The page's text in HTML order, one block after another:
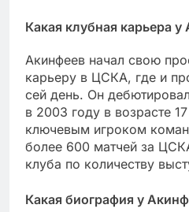
Какая клубная карьера у
Акинфеев начал свою
карьеру в ЦСКА, где и
сей день. Он
в 2003 году в возрасте
ключевым игроком
более 600 матчей за
клуба по количеству
Какая биография у